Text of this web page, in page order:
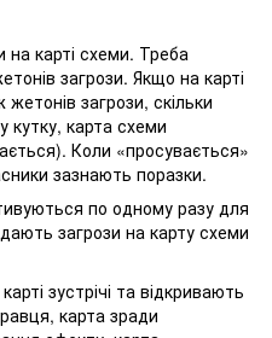
на карті схеми. Треба
загрози. Якщо на карті
загрози, скільки
кутку, карта схеми
Коли «просувається»
зазнають поразки.
по одному разу для
загрози на карту схеми
зустрічі та відкривають
карта зради